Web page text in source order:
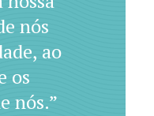
nós
ao
os
nós.”